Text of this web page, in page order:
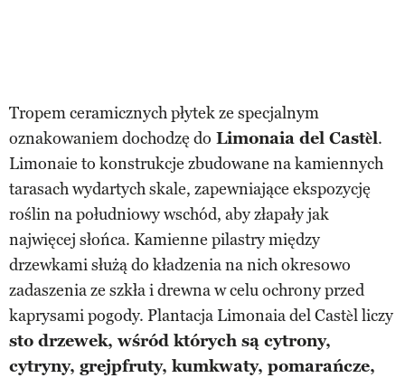
Tropem ceramicznych płytek ze specjalnym
oznakowaniem dochodzę do Limonaia del Castèl.
Limonaie to konstrukcje zbudowane na kamiennych
tarasach wydartych skale, zapewniające ekspozycję
roślin na południowy wschód, aby złapały jak
najwięcej słońca. Kamienne pilastry między
drzewkami służą do kładzenia na nich okresowo
zadaszenia ze szkła i drewna w celu ochrony przed
kaprysami pogody. Plantacja Limonaia del Castèl liczy
sto drzewek, wśród których są cytrony,
cytryny, grejpfruty, kumkwaty, pomarańcze,